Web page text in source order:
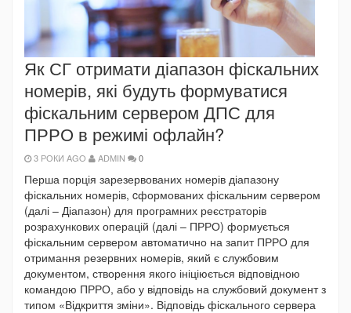
Як СГ отримати діапазон фіскальних
номерів, які будуть формуватися
фіскальним сервером ДПС для
ПРРО в режимі офлайн?
3 РОКИ AGO ADMIN 0
Перша порція зарезервованих номерів діапазону
фіскальних номерів, cформованих фіскальним сервером
(далі – Діапазон) для програмних реєстраторів
розрахункових операцій (далі – ПРРО) формується
фіскальним сервером автоматично на запит ПРРО для
отримання резервних номерів, який є службовим
документом, створення якого ініціюється відповідною
командою ПРРО, або у відповідь на службовий документ з
типом «Відкриття зміни». Відповідь фіскального сервера